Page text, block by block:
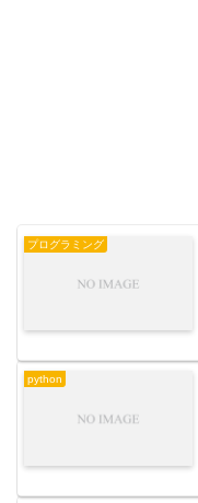
プログラミング
python